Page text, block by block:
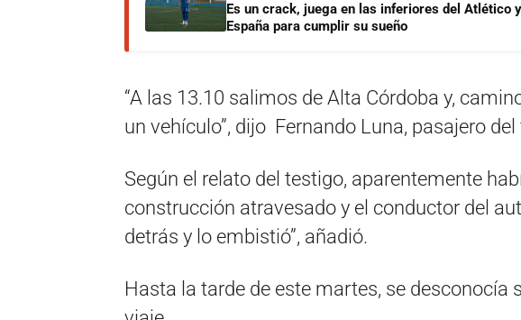
Es un crack, juega en las inferiores del Atlético
España para cumplir su sueño
“A las 13.10 salimos de Alta Córdoba y,
un vehículo”, dijo Fernando Luna, pasajero
Según el relato del testigo, aparentemente
construcción atravesado y el conductor del
detrás y lo embistió”, añadió.
Hasta la tarde de este martes, se desconocía